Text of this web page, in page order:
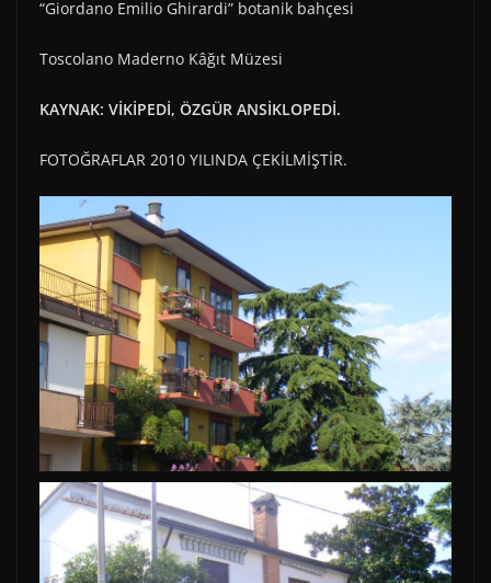
“Giordano Emilio Ghirardi” botanik bahçesi
Toscolano Maderno Kâğıt Müzesi
KAYNAK: VİKİPEDİ, ÖZGÜR ANSİKLOPEDİ.
FOTOĞRAFLAR 2010 YILINDA ÇEKİLMİŞTİR.